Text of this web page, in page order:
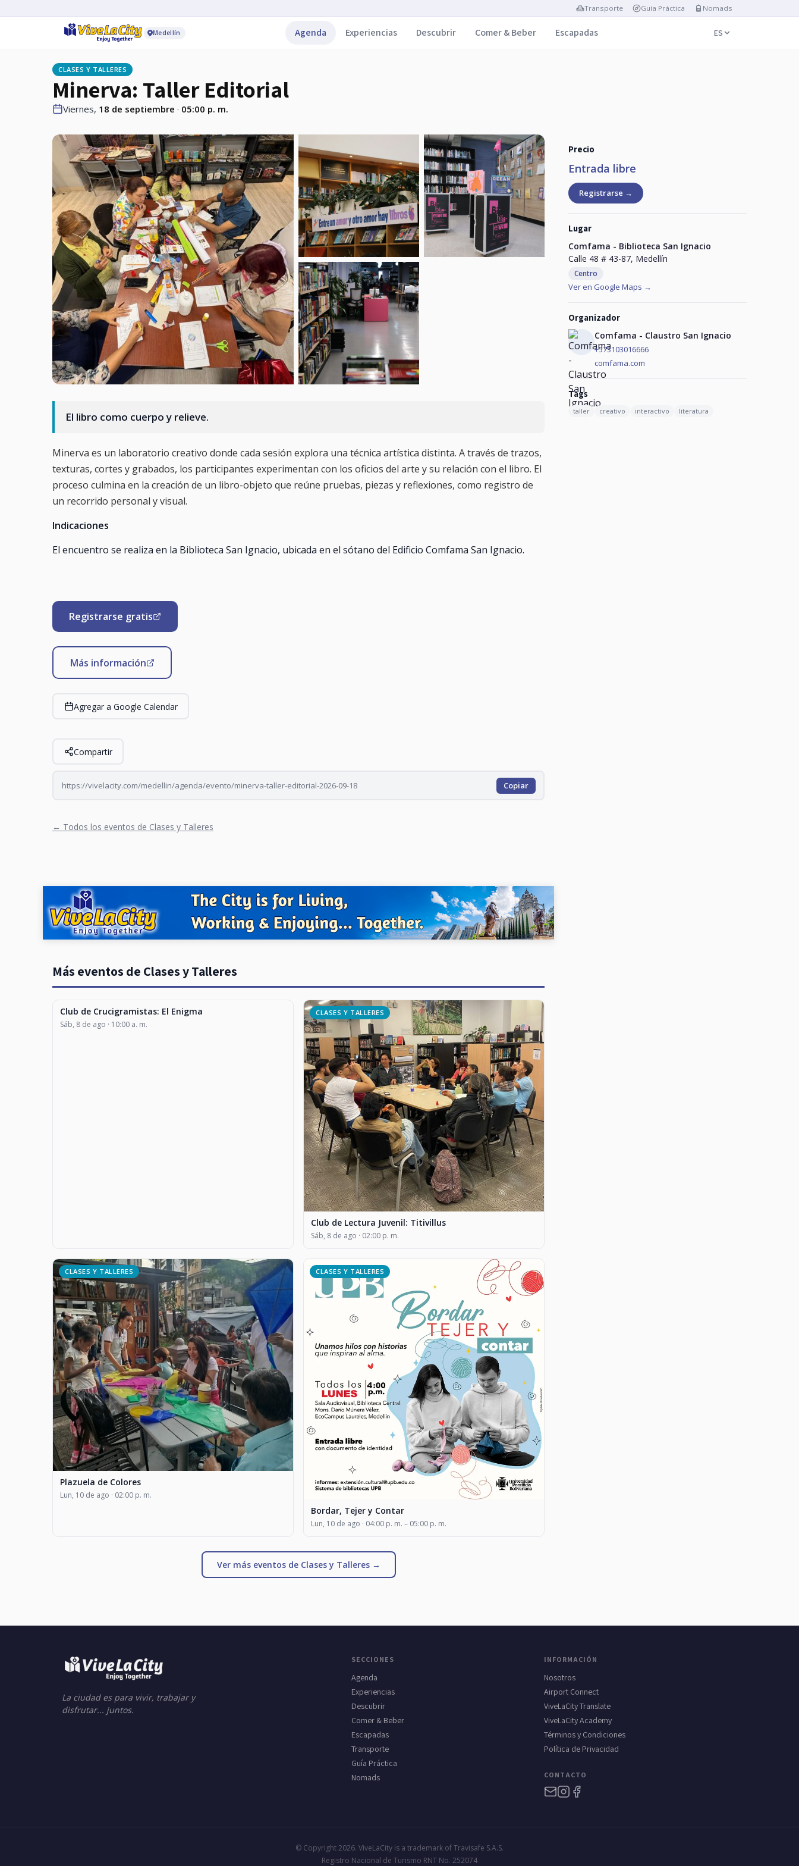
Transporte Guía Práctica Nomads
Medellín Agenda Experiencias Descubrir Comer & Beber Escapadas ES
CLASES Y TALLERES
Minerva: Taller Editorial
Viernes, 18 de septiembre · 05:00 p. m.
El libro como cuerpo y relieve.
Minerva es un laboratorio creativo donde cada sesión explora una técnica artística distinta. A través de trazos,
texturas, cortes y grabados, los participantes experimentan con los oficios del arte y su relación con el libro. El
proceso culmina en la creación de un libro-objeto que reúne pruebas, piezas y reflexiones, como registro de
un recorrido personal y visual.
Indicaciones
El encuentro se realiza en la Biblioteca San Ignacio, ubicada en el sótano del Edificio Comfama San Ignacio.
Precio
Entrada libre
Registrarse →
Lugar
Comfama - Biblioteca San Ignacio
Calle 48 # 43-87, Medellín
Centro
Ver en Google Maps →
Organizador
Comfama - Claustro San Ignacio
+573103016666
comfama.com
Tags
taller creativo interactivo literatura
Registrarse gratis
Más información
Agregar a Google Calendar
Compartir
https://vivelacity.com/medellin/agenda/evento/minerva-taller-editorial-2026-09-18 Copiar
← Todos los eventos de Clases y Talleres
Más eventos de Clases y Talleres
CLASES Y TALLERES
Club de Crucigramistas: El Enigma
Sáb, 8 de ago · 10:00 a. m.
CLASES Y TALLERES
Club de Lectura Juvenil: Titivillus
Sáb, 8 de ago · 02:00 p. m.
CLASES Y TALLERES
Plazuela de Colores
Lun, 10 de ago · 02:00 p. m.
CLASES Y TALLERES
Bordar, Tejer y Contar
Lun, 10 de ago · 04:00 p. m. – 05:00 p. m.
Ver más eventos de Clases y Talleres →
La ciudad es para vivir, trabajar y
disfrutar... juntos.
SECCIONES
Agenda
Experiencias
Descubrir
Comer & Beber
Escapadas
Transporte
Guía Práctica
Nomads
INFORMACIÓN
Nosotros
Airport Connect
ViveLaCity Translate
ViveLaCity Academy
Términos y Condiciones
Política de Privacidad
CONTACTO
© Copyright 2026. ViveLaCity is a trademark of Travisafe S.A.S.
Registro Nacional de Turismo RNT No. 252074